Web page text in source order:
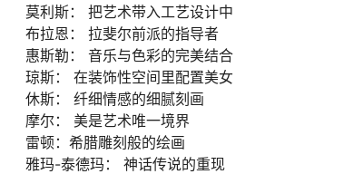
莫利斯： 把艺术带入工艺设计中
布拉恩： 拉斐尔前派的指导者
惠斯勒： 音乐与色彩的完美结合
琼斯： 在装饰性空间里配置美女
休斯： 纤细情感的细腻刻画
摩尔： 美是艺术唯一境界
雷顿：希腊雕刻般的绘画
雅玛-泰德玛： 神话传说的重现